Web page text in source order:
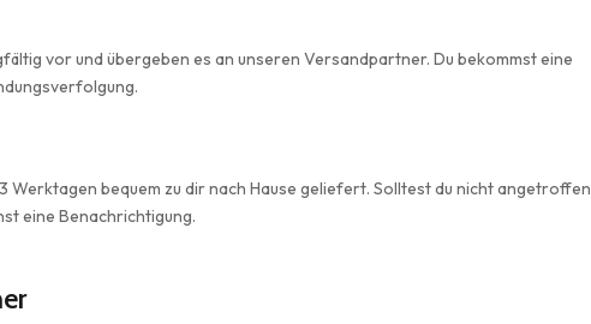
vor und übergeben es an unseren Versandpartner. Du bekommst eine
Werktagen bequem zu dir nach Hause geliefert. Solltest du nicht angetroffen
eine Benachrichtigung.